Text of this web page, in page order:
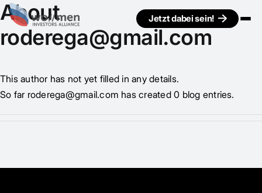
Jetzt dabei sein!
About
roderega@gmail.com
This author has not yet filled in any details.
So far roderega@gmail.com has created 0 blog entries.